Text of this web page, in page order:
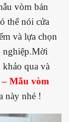
vòm bán
thể nói cửa
và lựa chọn
nghiệp.Mời
khảo qua và
Mẫu vòm
này nhé !